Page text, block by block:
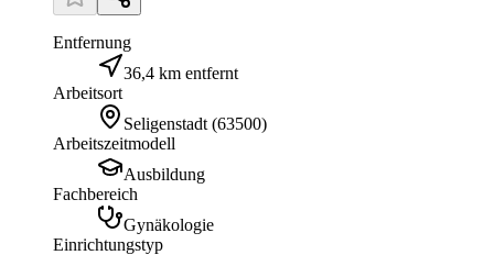
Entfernung
36,4 km entfernt
Arbeitsort
Seligenstadt (63500)
Arbeitszeitmodell
Ausbildung
Fachbereich
Gynäkologie
Einrichtungstyp